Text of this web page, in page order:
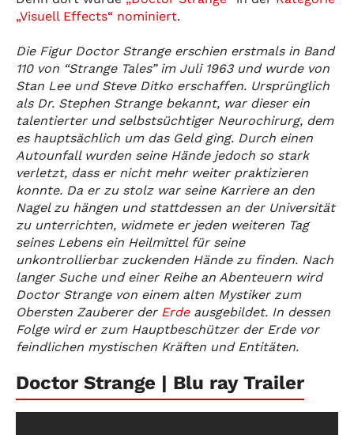
„Visuell Effects“ nominiert.
Die Figur Doctor Strange erschien erstmals in Band
110 von “Strange Tales” im Juli 1963 und wurde von
Stan Lee und Steve Ditko erschaffen. Ursprünglich
als Dr. Stephen Strange bekannt, war dieser ein
talentierter und selbstsüchtiger Neurochirurg, dem
es hauptsächlich um das Geld ging. Durch einen
Autounfall wurden seine Hände jedoch so stark
verletzt, dass er nicht mehr weiter praktizieren
konnte. Da er zu stolz war seine Karriere an den
Nagel zu hängen und stattdessen an der Universität
zu unterrichten, widmete er jeden weiteren Tag
seines Lebens ein Heilmittel für seine
unkontrollierbar zuckenden Hände zu finden. Nach
langer Suche und einer Reihe an Abenteuern wird
Doctor Strange von einem alten Mystiker zum
Obersten Zauberer der Erdeausgebildet. In dessen
Folge wird er zum Hauptbeschützer der Erde vor
feindlichen mystischen Kräften und Entitäten.
Doctor Strange | Blu ray Trailer